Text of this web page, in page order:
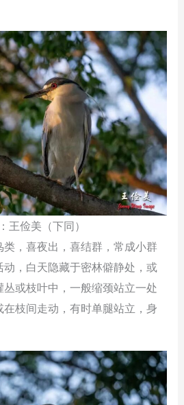
王俭美（下同）
，喜夜出，喜结群，常成小群
，白天隐藏于密林僻静处，或
或枝叶中，一般缩颈站立一处
枝间走动，有时单腿站立，身